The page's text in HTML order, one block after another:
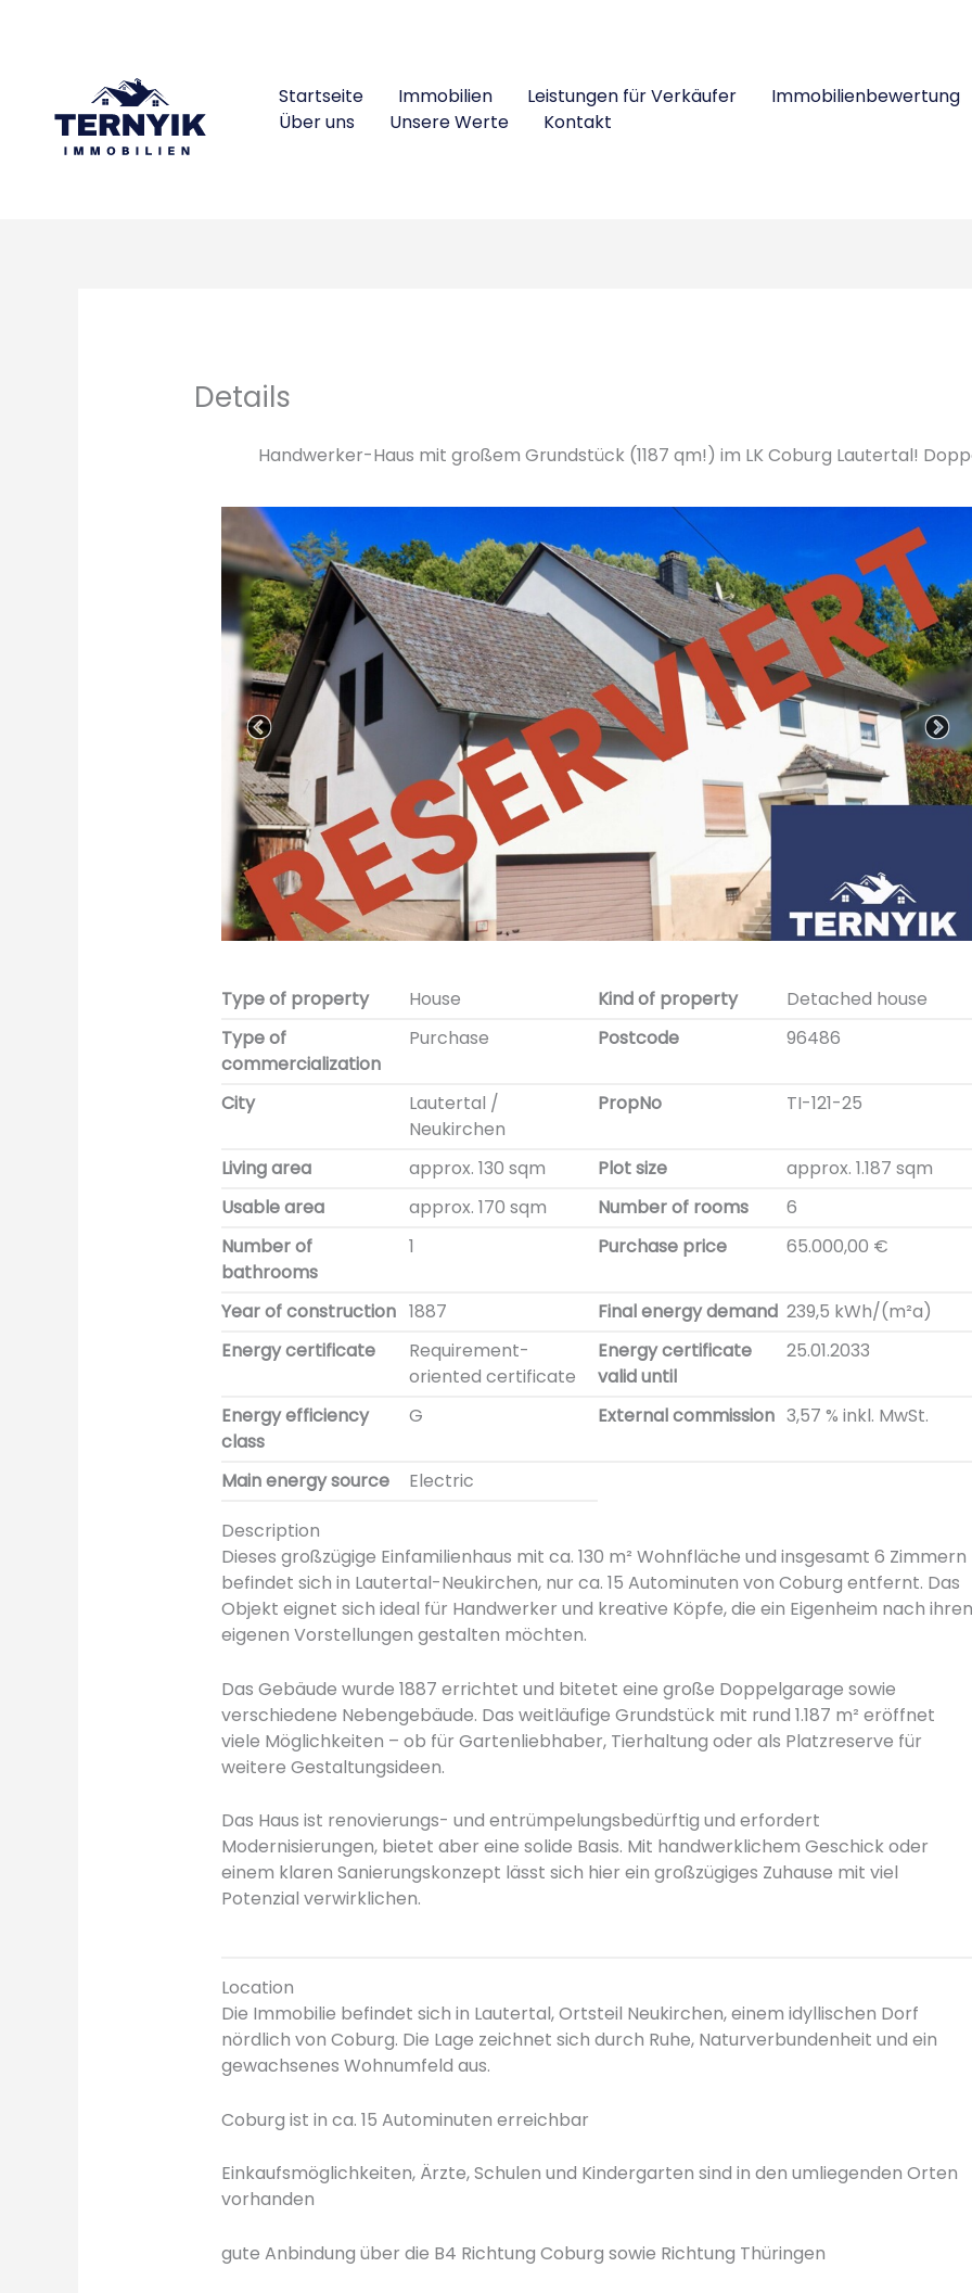
Startseite
Immobilien Leistungen für Verkäufer
Immobilienbewertung
Über uns
Unsere Werte Kontakt
Details
Handwerker-Haus mit großem Grundstück (1187 qm!) im LK Coburg Lautertal!
Type of property House Kind of property
Detached house
Type of
commercialization
Purchase Postcode 96486
City
Lautertal /
Neukirchen
PropNo TI-121-25
Living area approx. 130 sqm Plot size
approx. 1.187 sqm
Usable area
approx. 170 sqm Number of rooms
6
Number of
bathrooms
1 Purchase price 65.000,00 €
Year of construction 1887 Final energy demand 239,5 kWh/(m²a)
Energy certificate
Requirement-
oriented certificate
Energy certificate
valid until
25.01.2033
Energy efficiency
class
G External commission 3,57 % inkl. MwSt.
Main energy source
Electric
Description
Dieses großzügige Einfamilienhaus mit ca. 130 m² Wohnfläche und insgesamt 6 Zimmern
befindet sich in Lautertal-Neukirchen, nur ca. 15 Autominuten von Coburg entfernt. Das
Objekt eignet sich ideal für Handwerker und kreative Köpfe, die ein Eigenheim nach ihren
eigenen Vorstellungen gestalten möchten.
Das Gebäude wurde 1887 errichtet und bitetet eine große Doppelgarage sowie
verschiedene Nebengebäude. Das weitläufige Grundstück mit rund 1.187 m² eröffnet
viele Möglichkeiten – ob für Gartenliebhaber, Tierhaltung oder als Platzreserve für
weitere Gestaltungsideen.
Das Haus ist renovierungs- und entrümpelungsbedürftig und erfordert
Modernisierungen, bietet aber eine solide Basis. Mit handwerklichem Geschick oder
einem klaren Sanierungskonzept lässt sich hier ein großzügiges Zuhause mit viel
Potenzial verwirklichen.
Location
Die Immobilie befindet sich in Lautertal, Ortsteil Neukirchen, einem idyllischen Dorf
nördlich von Coburg. Die Lage zeichnet sich durch Ruhe, Naturverbundenheit und ein
gewachsenes Wohnumfeld aus.
Coburg ist in ca. 15 Autominuten erreichbar
Einkaufsmöglichkeiten, Ärzte, Schulen und Kindergarten sind in den umliegenden Orten
vorhanden
gute Anbindung über die B4 Richtung Coburg sowie Richtung Thüringen